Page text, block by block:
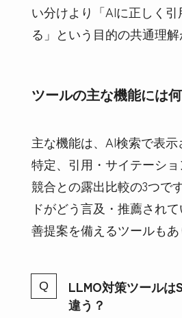
い分けより「AIに正しく
る」という目的の共通理解
ツールの主な機能には
主な機能は、AI検索で表
特定、引用・サイテーショ
競合との露出比較の3つで
ドがどう言及・推薦され
善提案を備えるツールもあ
LLMO対策ツールは
違う？